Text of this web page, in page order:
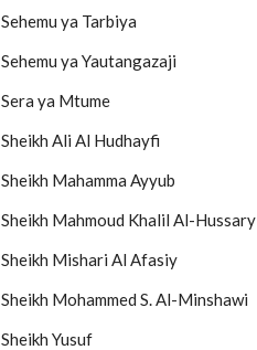
Sehemu ya Tarbiya
Sehemu ya Yautangazaji
Sera ya Mtume
Sheikh Ali Al Hudhayfi
Sheikh Mahamma Ayyub
Sheikh Mahmoud Khalil Al-Hussary
Sheikh Mishari Al Afasiy
Sheikh Mohammed S. Al-Minshawi
Sheikh Yusuf